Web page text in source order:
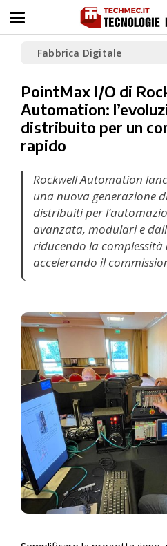
Fabbrica Digitale
PointMax I/O di
Automation:
distribuito per un
rapido
Rockwell Automation
una nuova generazione
distribuiti per
avanzata, modulari e
riducendo la complessità
accelerando il